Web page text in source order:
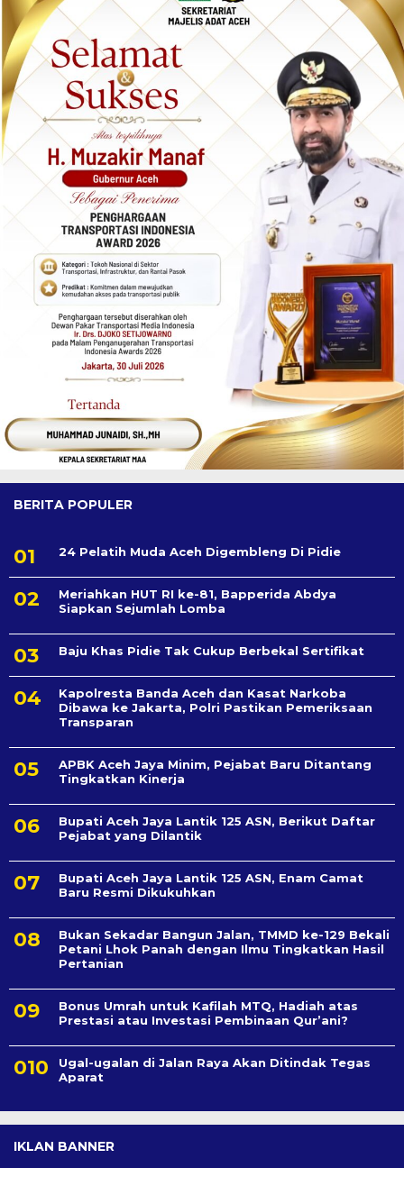
BERITA POPULER
24 Pelatih Muda Aceh Digembleng Di Pidie
Meriahkan HUT RI ke-81, Bapperida Abdya
Siapkan Sejumlah Lomba
Baju Khas Pidie Tak Cukup Berbekal Sertifikat
Kapolresta Banda Aceh dan Kasat Narkoba
Dibawa ke Jakarta, Polri Pastikan Pemeriksaan
Transparan
APBK Aceh Jaya Minim, Pejabat Baru Ditantang
Tingkatkan Kinerja
Bupati Aceh Jaya Lantik 125 ASN, Berikut Daftar
Pejabat yang Dilantik
Bupati Aceh Jaya Lantik 125 ASN, Enam Camat
Baru Resmi Dikukuhkan
Bukan Sekadar Bangun Jalan, TMMD ke-129 Bekali
Petani Lhok Panah dengan Ilmu Tingkatkan Hasil
Pertanian
Bonus Umrah untuk Kafilah MTQ, Hadiah atas
Prestasi atau Investasi Pembinaan Qur’ani?
Ugal-ugalan di Jalan Raya Akan Ditindak Tegas
Aparat
IKLAN BANNER